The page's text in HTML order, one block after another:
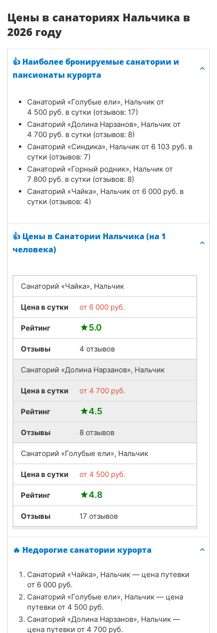
Цены в санаториях Нальчика в
2026 году
👍 Наиболее бронируемые санатории и
пансионаты курорта
Санаторий «Голубые ели», Нальчик от
4 500 руб. в сутки (отзывов: 17)
Санаторий «Долина Нарзанов», Нальчик от
4 700 руб. в сутки (отзывов: 8)
Санаторий «Синдика», Нальчик от 6 103 руб. в
сутки (отзывов: 7)
Санаторий «Горный родник», Нальчик от
7 800 руб. в сутки (отзывов: 8)
Санаторий «Чайка», Нальчик от 6 000 руб. в
сутки (отзывов: 4)
👍 Цены в Санатории Нальчика (на 1
человека)
Санаторий «Чайка», Нальчик
Цена в сутки от 6 000 руб.
Рейтинг 5.0
Отзывы 4 отзывов
Санаторий «Долина Нарзанов», Нальчик
Цена в сутки от 4 700 руб.
Рейтинг 4.5
Отзывы 8 отзывов
Санаторий «Голубые ели», Нальчик
Цена в сутки от 4 500 руб.
Рейтинг 4.8
Отзывы 17 отзывов
Санаторий «Горный родник», Нальчик
Цена в сутки 7 800 руб.
Рейтинг 3.5
Отзывы 8 отзывов
Санаторий «Синдика», Нальчик
🔥 Недорогие санатории курорта
Санаторий «Чайка», Нальчик — цена путевки
от 6 000 руб.
Санаторий «Голубые ели», Нальчик — цена
путевки от 4 500 руб.
Санаторий «Долина Нарзанов», Нальчик —
цена путевки от 4 700 руб.